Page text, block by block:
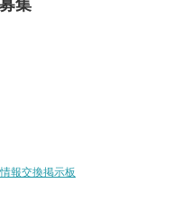
集
報交換掲示板